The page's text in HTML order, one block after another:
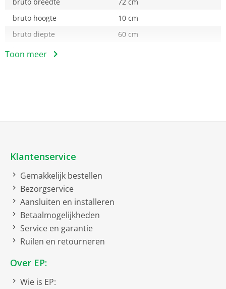
bruto hoogte
10 cm
bruto diepte
60 cm
bruto gewicht
Toon meer
Klantenservice
Gemakkelijk bestellen
Bezorgservice
Aansluiten en installeren
Betaalmogelijkheden
Service en garantie
Ruilen en retourneren
Over EP:
Wie is EP: